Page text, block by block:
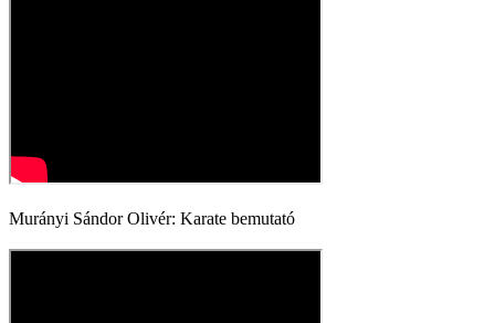
Murányi Sándor Olivér: Karate bemutató